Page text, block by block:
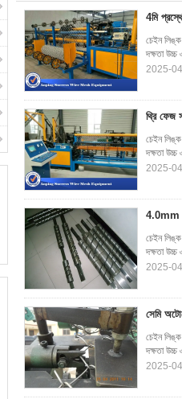
4মি
চেইন লিঙ্ক
দক্ষতা উচ্চ
2025-
থ্রি ফেজ
চেইন লিঙ্ক
দক্ষতা উচ্চ
2025-
4.0mm
চেইন লিঙ্ক
দক্ষতা উচ্চ
2025-
সেমি
চেইন লিঙ্ক
দক্ষতা উচ্চ
2025-